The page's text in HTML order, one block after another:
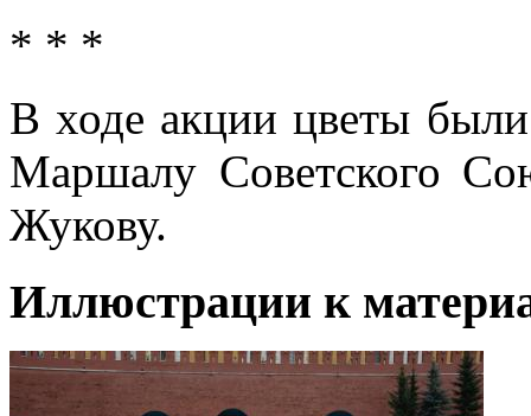
* * *
В ходе акции цветы
Маршалу Советского
Жукову.
Иллюстрации к